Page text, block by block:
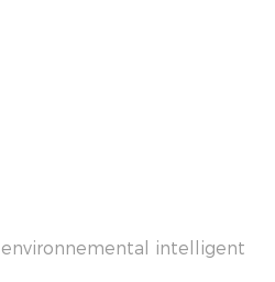
intelligent